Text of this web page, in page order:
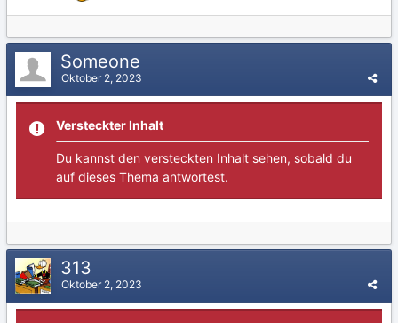
Someone
Oktober 2, 2023
Versteckter Inhalt
Du kannst den versteckten Inhalt sehen, sobald du
auf dieses Thema antwortest.
313
Oktober 2, 2023